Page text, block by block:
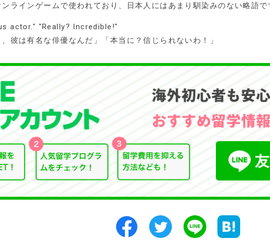
ラインゲームで使われており、日本人にはあまり馴染みのない略語で
actor." "Really? Incredible!"
、彼は有名な俳優なんだ」「本当に？信じられないわ！」